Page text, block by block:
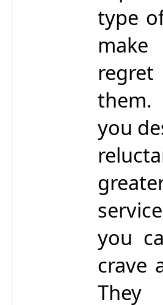
type
them.
you
you
crave
They